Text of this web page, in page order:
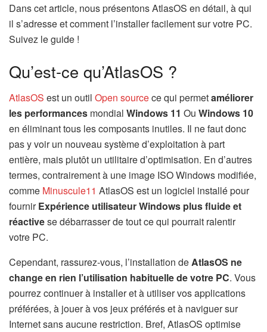
Dans cet article, nous présentons AtlasOS en détail, à qui
il s’adresse et comment l’installer facilement sur votre PC.
Suivez le guide !
Qu’est-ce qu’AtlasOS ?
AtlasOS est un outil Open sourcece qui permetaméliorer
les performances mondial Windows 11 Ou Windows 10
en éliminant tous les composants inutiles. Il ne faut donc
pas y voir un nouveau système d’exploitation à part
entière, mais plutôt un utilitaire d’optimisation. En d’autres
termes, contrairement à une image ISO Windows modifiée,
comme Minuscule11 AtlasOS est un logiciel installé pour
fournirExpérience utilisateur Windows plus fluide et
réactivese débarrasser de tout ce qui pourrait ralentir
votre PC.
Cependant, rassurez-vous, l’installation deAtlasOS ne
change en rien l’utilisation habituelle de votre PC. Vous
pourrez continuer à installer et à utiliser vos applications
préférées, à jouer à vos jeux préférés et à naviguer sur
Internet sans aucune restriction. Bref, AtlasOS optimise